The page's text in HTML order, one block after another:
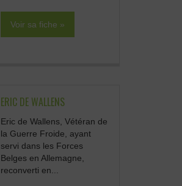
Voir sa fiche »
ERIC DE WALLENS
Eric de Wallens, Vétéran de
la Guerre Froide, ayant
servi dans les Forces
Belges en Allemagne,
reconverti en...